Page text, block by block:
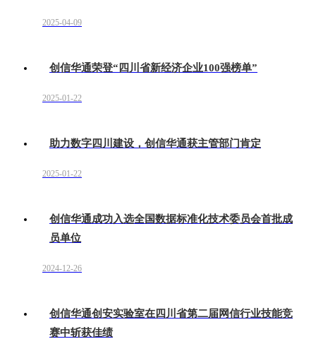
2025-04-09
创信华通荣登“四川省新经济企业100强榜单”
2025-01-22
助力数字四川建设，创信华通获主管部门肯定
2025-01-22
创信华通成功入选全国数据标准化技术委员会首批成
员单位
2024-12-26
创信华通创安实验室在四川省第二届网信行业技能竞
赛中斩获佳绩